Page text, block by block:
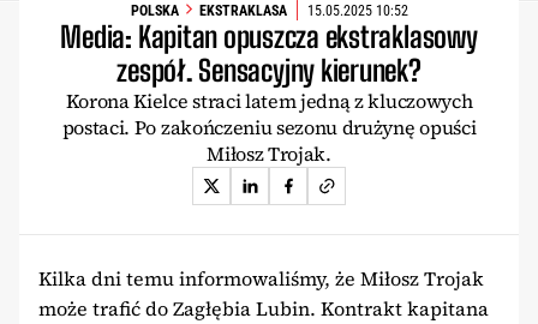
POLSKA EKSTRAKLASA 15.05.2025 10:52
Media: Kapitan opuszcza ekstraklasowy
zespół. Sensacyjny kierunek?
Korona Kielce straci latem jedną z kluczowych
postaci. Po zakończeniu sezonu drużynę opuści
Miłosz Trojak.
Kilka dni temu informowaliśmy, że Miłosz Trojak
może trafić do Zagłębia Lubin. Kontrakt kapitana